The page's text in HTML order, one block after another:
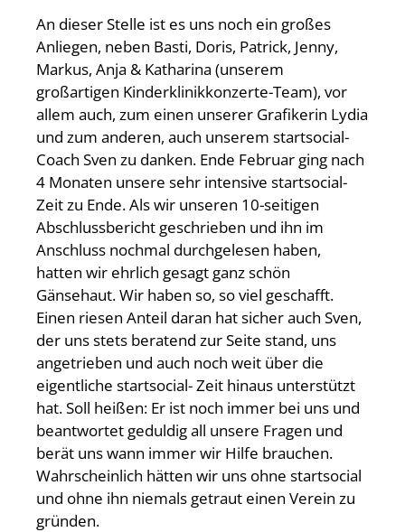
An dieser Stelle ist es uns noch ein großes
Anliegen, neben Basti, Doris, Patrick, Jenny,
Markus, Anja & Katharina (unserem
großartigen Kinderklinikkonzerte-Team), vor
allem auch, zum einen unserer Grafikerin Lydia
und zum anderen, auch unserem startsocial-
Coach Sven zu danken. Ende Februar ging nach
4 Monaten unsere sehr intensive startsocial-
Zeit zu Ende. Als wir unseren 10-seitigen
Abschlussbericht geschrieben und ihn im
Anschluss nochmal durchgelesen haben,
hatten wir ehrlich gesagt ganz schön
Gänsehaut. Wir haben so, so viel geschafft.
Einen riesen Anteil daran hat sicher auch Sven,
der uns stets beratend zur Seite stand, uns
angetrieben und auch noch weit über die
eigentliche startsocial- Zeit hinaus unterstützt
hat. Soll heißen: Er ist noch immer bei uns und
beantwortet geduldig all unsere Fragen und
berät uns wann immer wir Hilfe brauchen.
Wahrscheinlich hätten wir uns ohne startsocial
und ohne ihn niemals getraut einen Verein zu
gründen.